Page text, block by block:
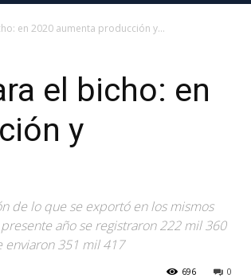
en 2020 aumenta producción y...
el bicho: en
y
de lo que se exportó en los mismos
año se registraron 222 mil 360
enviaron 351 mil 417
0
696